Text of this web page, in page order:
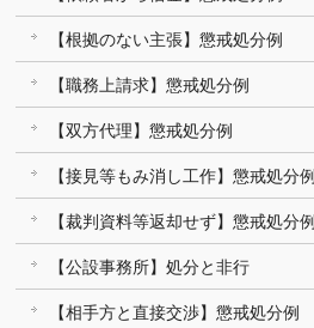
【根拠のない主張】懲戒処分例
【職務上請求】懲戒処分例
【双方代理】懲戒処分例
【接見等もみ消し工作】懲戒処分例
【裁判資料等返却せず】懲戒処分例
【公設事務所】処分と非行
【相手方と直接交渉】懲戒処分例